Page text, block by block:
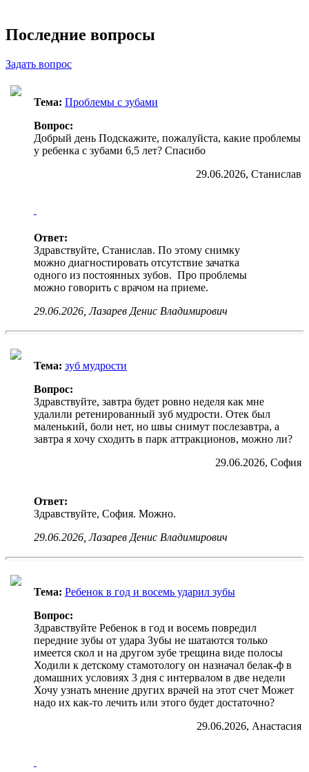
Последние вопросы
Задать вопрос
Тема: Проблемы с зубами
Вопрос:
Добрый день Подскажите, пожалуйста, какие проблемы
у ребенка с зубами 6,5 лет? Спасибо
29.06.2026, Станислав
Ответ:
Здравствуйте, Станислав. По этому снимку
можно диагностировать отсутствие зачатка
одного из постоянных зубов. Про проблемы
можно говорить с врачом на приеме.
29.06.2026, Лазарев Денис Владимирович
Тема: зуб мудрости
Вопрос:
Здравствуйте, завтра будет ровно неделя как мне
удалили ретенированный зуб мудрости. Отек был
маленький, боли нет, но швы снимут послезавтра, а
завтра я хочу сходить в парк аттракционов, можно ли?
29.06.2026, София
Ответ:
Здравствуйте, София. Можно.
29.06.2026, Лазарев Денис Владимирович
Тема: Ребенок в год и восемь ударил зубы
Вопрос:
Здравствуйте Ребенок в год и восемь повредил
передние зубы от удара Зубы не шатаются только
имеется скол и на другом зубе трещина виде полосы
Ходили к детскому стамотологу он назначал белак-ф в
домашних условиях 3 дня с интервалом в две недели
Хочу узнать мнение других врачей на этот счет Может
надо их как-то лечить или этого будет достаточно?
29.06.2026, Анастасия